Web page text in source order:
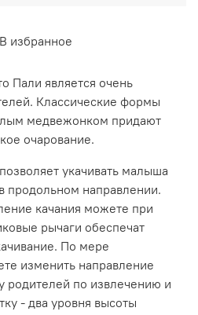
В избранное
Пали является очень
Классические формы
медвежонком придают
очарование.
укачивать малыша
продольном направлении.
качания можете при
рычаги обеспечат
По мере
изменить направление
родителей по извлечению и
- два уровня высоты